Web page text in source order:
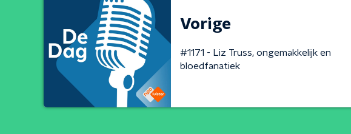
Vorige
#1171 - Liz Truss, ongemakkelijk en
bloedfanatiek